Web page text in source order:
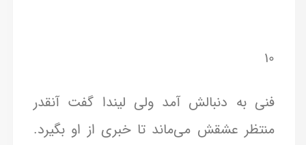
۱۰
فنی به دنبالش آمد ولی لیندا گفت آنقدر
منتظر عشقش می‌ماند تا خبری از او بگیرد.